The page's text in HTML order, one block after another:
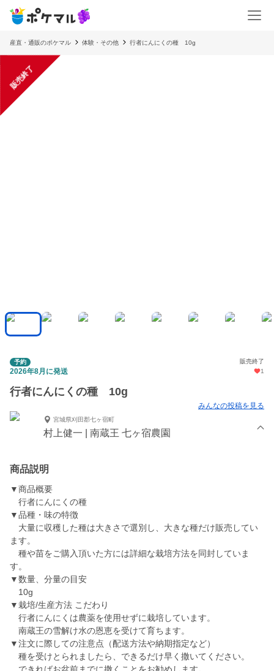
産直・通販のポケマル 体験・その他 行者にんにくの種 10g
販売終了
予約 販売終了
2026年8月に発送 1
行者にんにくの種 10g
みんなの投稿を見る
宮城県刈田郡七ヶ宿町
村上健一 | 南蔵王 七ヶ宿農園
商品説明
▼商品概要
行者にんにくの種
▼品種・味の特徴
大量に収穫した種は大きさで選別し、大きな種だけ販売してい
ます。
種や苗をご購入頂いた方には詳細な栽培方法を同封していま
す。
▼数量、分量の目安
10g
▼栽培/生産方法 こだわり
行者にんにくは農薬を使用せずに栽培しています。
南蔵王の雪解け水の恩恵を受けて育ちます。
▼注文に際しての注意点（配送方法や納期指定など）
種を受けとられましたら、できるだけ早く撒いてください。